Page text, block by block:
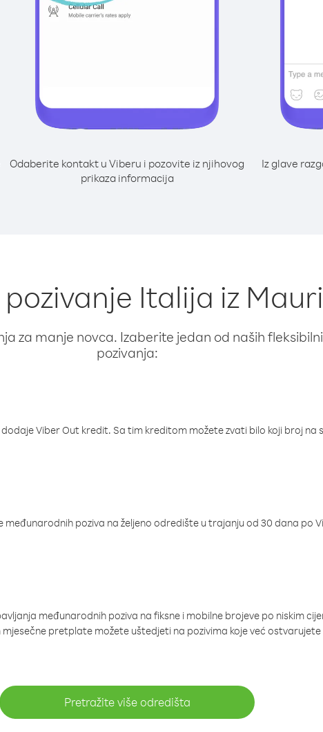
Odaberite kontakt u Viberu i pozovite iz njihovog
prikaza informacija
Iz glave
Italija iz
za manje novca. Izaberite jedan od naših
pozivanja:
Viber Out kredit. Sa tim kreditom možete zvati bilo koji broj na
poziva na željeno odredište u trajanju od 30 dana po
međunarodnih poziva na fiksne i mobilne brojeve po niskim
pretplate možete uštedjeti na pozivima koje već ostvarujete
Pretražite više odredišta